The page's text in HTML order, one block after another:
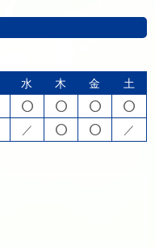
水 木 金
土
   
／   ／